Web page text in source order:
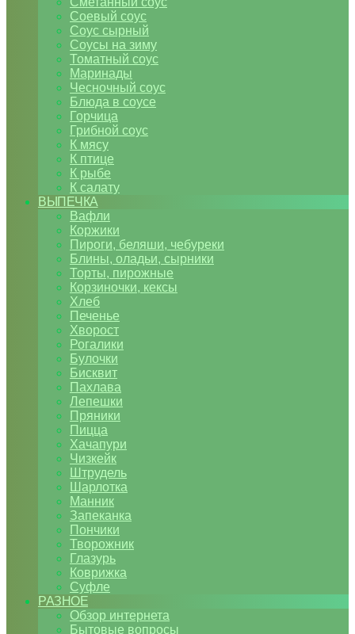
Соевый соус
Соус сырный
Соусы на зиму
Томатный соус
Маринады
Чесночный соус
Блюда в соусе
Горчица
Грибной соус
К мясу
К птице
К рыбе
К салату
ВЫПЕЧКА
Вафли
Коржики
Пироги, беляши, чебуреки
Блины, оладьи, сырники
Торты, пирожные
Корзиночки, кексы
Хлеб
Печенье
Хворост
Рогалики
Булочки
Бисквит
Пахлава
Лепешки
Пряники
Пицца
Хачапури
Чизкейк
Штрудель
Шарлотка
Манник
Запеканка
Пончики
Творожник
Глазурь
Коврижка
Суфле
РАЗНОЕ
Обзор интернета
Бытовые вопросы